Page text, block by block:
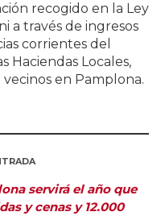
recogido en la Ley
a través de ingresos
corrientes del
Haciendas Locales,
en Pamplona.
servirá el año que
y cenas y 12.000